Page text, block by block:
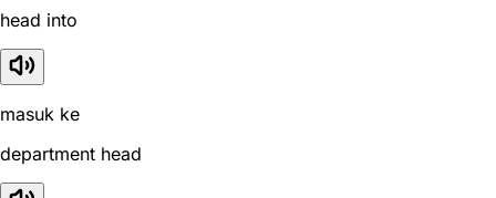
head into
masuk ke
department head